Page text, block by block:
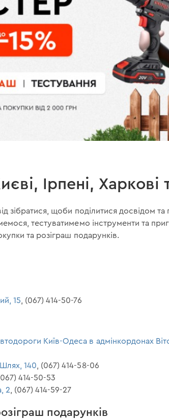
Ірпені, Харкові
зібратися, щоби поділитися досвідом та
тестуватимемо інструменти та
та розіграш подарунків.
15 , (067) 414-50-76
Київ-Одеса в адмінкордонах
140 , (067) 414-58-06
(067) 414-50-53
2 , (067) 414-59-27
подарунків